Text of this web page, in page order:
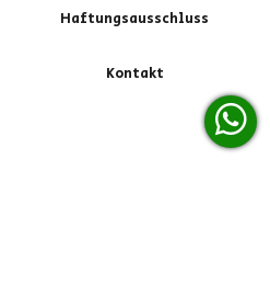
Haftungsausschluss
Kontakt